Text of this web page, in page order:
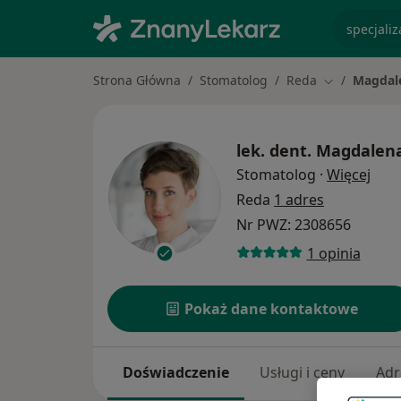
Strona Główna Stomatolog Reda Zmień
lek. dent.
Stomatolog · Więcej
Reda 1 adres
Nr PWZ: 2308656
1 opinia
Pokaż dane kontaktowe
Doświadczenie Usługi i ceny